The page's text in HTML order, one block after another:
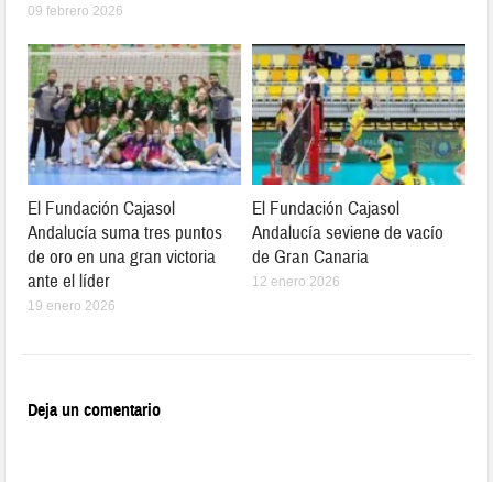
09 febrero 2026
El Fundación Cajasol
Andalucía suma tres puntos
de oro en una gran victoria
ante el líder
19 enero 2026
El Fundación Cajasol
Andalucía seviene de vacío
de Gran Canaria
12 enero 2026
Deja un comentario